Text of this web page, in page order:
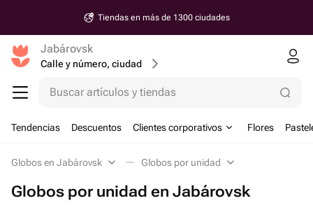
Tiendas en más de 1300 ciudades
Jabárovsk
Calle y número, ciudad
Buscar artículos y tiendas
Tendencias Descuentos Clientes corporativos Flores
Globos en Jabárovsk Globos por unidad
Globos por unidad en Jabárovsk